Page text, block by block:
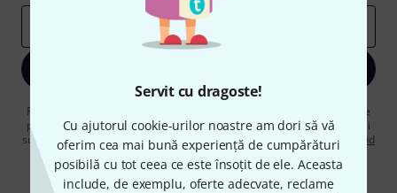
Servit cu dragoste!
Cu ajutorul cookie-urilor noastre am dori să vă
oferim cea mai bună experiență de cumpărături
posibilă cu tot ceea ce este însoțit de ele. Aceasta
include, de exemplu, oferte adecvate, reclame
Făcând clic pe „Înscrie-te acum”, sunteți de acord să primiți publicitate
prin e-mail. Vă puteți dezabona în orice moment. Puteți găsi informații
suplimentare despre buletinul informativ înregulamentul nostru privind
protecția datelor.
* Necesar